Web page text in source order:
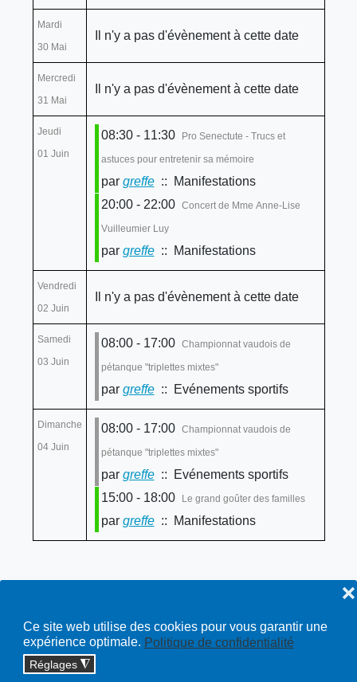
Ce site web utilise des cookies pour vous garantir une
expérience optimale. Politique de confidentialité
Réglages ◮
❌
Mardi
30 Mai
Il n'y a pas d'évènement à cette date
Mercredi
31 Mai
Il n'y a pas d'évènement à cette date
Jeudi
01 Juin
08:30 - 11:30 Pro Senectute - Trucs et
astuces pour entretenir sa mémoire
par greffe:: Manifestations
20:00 - 22:00 Concert de Mme Anne-Lise
Vuilleumier Luy
par greffe:: Manifestations
Vendredi
02 Juin
Il n'y a pas d'évènement à cette date
Samedi
03 Juin
08:00 - 17:00 Championnat vaudois de
pétanque "triplettes mixtes"
par greffe:: Evénements sportifs
Dimanche
04 Juin
08:00 - 17:00 Championnat vaudois de
pétanque "triplettes mixtes"
par greffe:: Evénements sportifs
15:00 - 18:00
Le grand goûter des familles
par greffe:: Manifestations